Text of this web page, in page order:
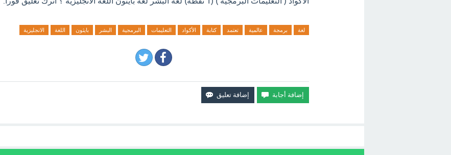
لغة برمجة عالمية تعتمد كتابة الأكواد التعليمات البرمجية البشر بايثون اللغة الانجليزية